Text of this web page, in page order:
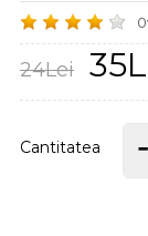
24Lei
Cantitatea -